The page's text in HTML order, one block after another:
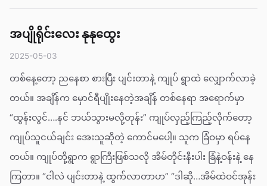
အပျိုရိုင်းလေး နုနုထွေး
2025-05-03
တစ်နေ့တော့ ညနေစာ စားပြီး ပျင်းတာနဲ့ ကျုပ် ရွာထဲ လျှောက်လာခဲ့
တယ်။ အချိန်က မှောင်ရီပျိုးနေတဲ့အချိန် တစ်နေရာ အရောက်မှာ
“ထွန်းလွင်….နင် ဘယ်သွားမလို့တုန်း” ကျုပ်လှည့်ကြည့်လိုက်တော့
ကျုပ်သူငယ်ချင်း အေးသူဆိုတဲ့ ကောင်မပေါ့။ သူက ခြံဝမှာ ရပ်နေ
တယ်။ ကျုပ်တို့ရွာက ရွာကြီးဖြစ်သလို အိမ်တိုင်းနီးပါး ခြံနဲ့ဝန်းနဲ့ နေ
ကြတာ။ “ငါလဲ ပျင်းတာနဲ့ ထွက်လာတာဟ” “ဒါဆို…အိမ်ထဲဝင်အုန်း